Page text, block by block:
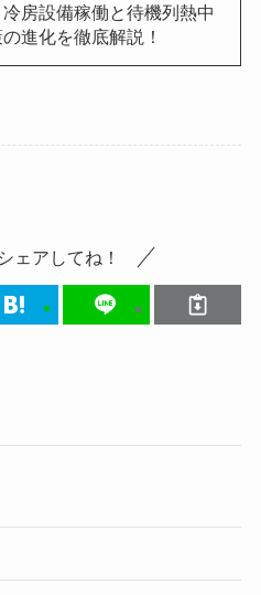
房設備稼働と待機列熱中
進化を徹底解説！
ェアしてね！